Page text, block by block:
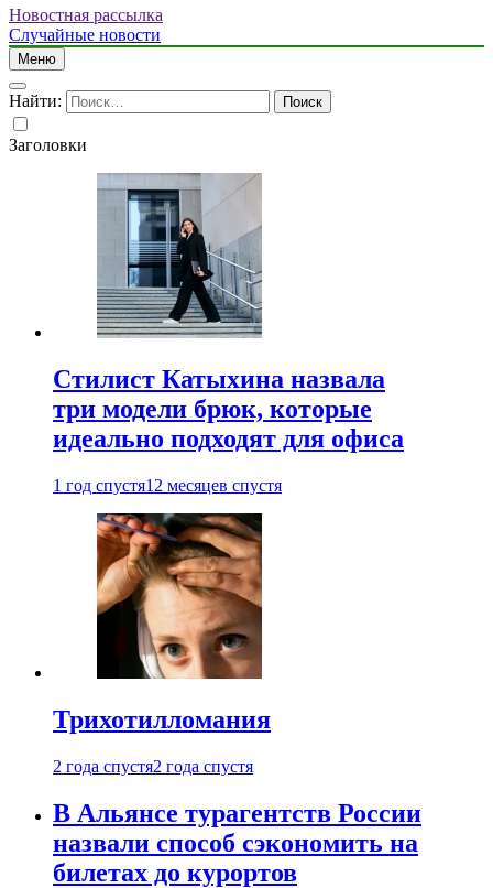
Новостная рассылка
Случайные новости
Меню
Найти:
Заголовки
Стилист Катыхина назвала
три модели брюк, которые
идеально подходят для офиса
1 год спустя12 месяцев спустя
Трихотилломания
2 года спустя2 года спустя
В Альянсе турагентств России
назвали способ сэкономить на
билетах до курортов